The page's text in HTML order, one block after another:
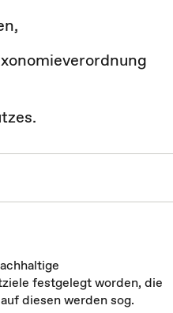
festgelegt worden, die
diesen werden sog.